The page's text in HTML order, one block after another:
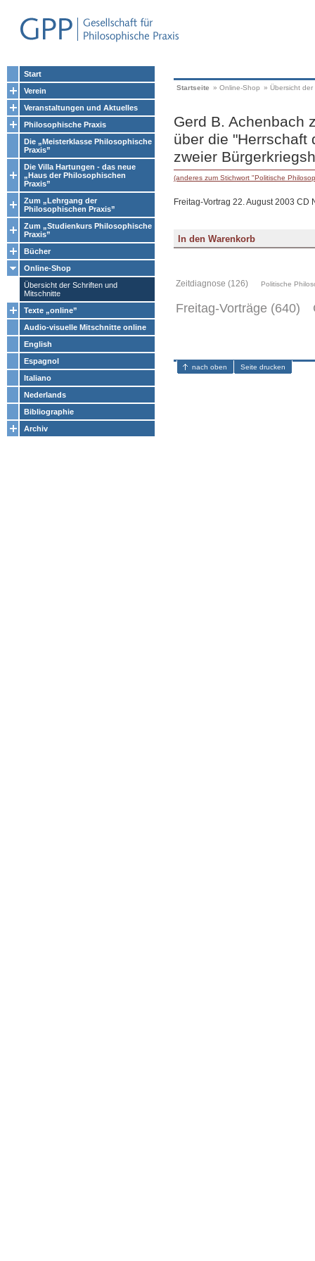
Start
Verein
Veranstaltungen und Aktuelles
Philosophische Praxis
Die „Meisterklasse Philosophische
Praxis”
Die Villa Hartungen - das neue
„Haus der Philosophischen
Praxis”
Zum „Lehrgang der
Philosophischen Praxis”
Zum „Studienkurs Philosophische
Praxis”
Bücher
Online-Shop
Übersicht der Schriften und
Mitschnitte
Texte „online”
Audio-visuelle Mitschnitte online
English
Espagnol
Italiano
Nederlands
Bibliographie
Archiv
Startseite » Online-Shop » Übersicht
Gerd B. Achenbach
über die "Herrschaft
zweier
(anderes zum Stichwort "Politische
Freitag-Vortrag 22. August 2003 CD
Zeitdiagnose (126) Politische
Freitag-Vorträge (640)
nach oben Seite drucken